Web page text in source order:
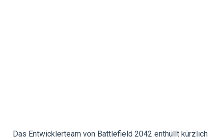
Das Entwicklerteam von Battlefield 2042 enthüllt kürzlich